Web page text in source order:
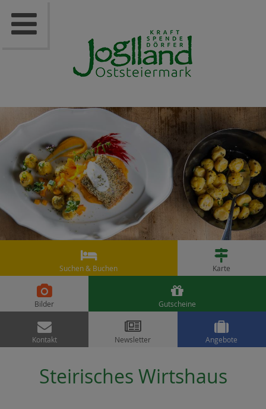

Suchen & Buchen

Karte

Bilder

Gutscheine

Kontakt

Newsletter

Angebote
Steirisches Wirtshaus
